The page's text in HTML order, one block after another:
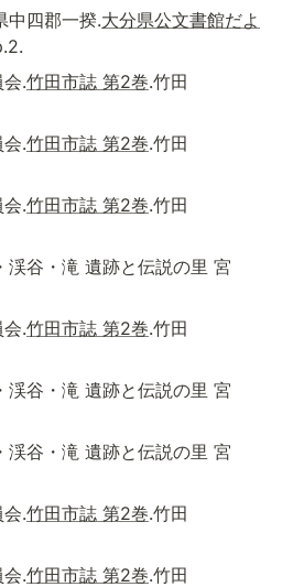
中四郡一揆.大分県公文書館だよ
.竹田市誌 第2巻.竹田
.竹田市誌 第2巻.竹田
.竹田市誌 第2巻.竹田
渓谷・滝 遺跡と伝説の里 宮
.竹田市誌 第2巻.竹田
渓谷・滝 遺跡と伝説の里 宮
渓谷・滝 遺跡と伝説の里 宮
.竹田市誌 第2巻.竹田
.竹田市誌 第2巻.竹田